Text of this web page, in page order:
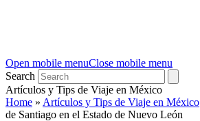
Open mobile menuClose mobile menu
Search
Artículos y Tips de Viaje en México
Home » Artículos y Tips de Viaje en México
de Santiago en el Estado de Nuevo León